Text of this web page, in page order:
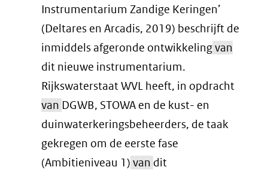
Instrumentarium Zandige Keringen’
(Deltares en Arcadis, 2019) beschrijft de
inmiddels afgeronde ontwikkelingvan
dit nieuwe instrumentarium.
Rijkswaterstaat WVL heeft, in opdracht
van DGWB, STOWA en de kust- en
duinwaterkeringsbeheerders, de taak
gekregen om de eerste fase
(Ambitieniveau 1) van dit